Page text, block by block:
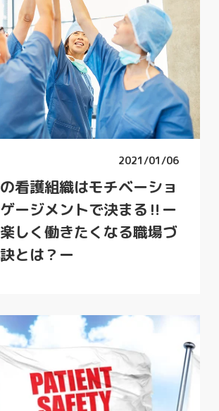
2021/01/06
看護組織はモチベーショ
ージメントで決まる‼ー
しく働きたくなる職場づ
とは？ー